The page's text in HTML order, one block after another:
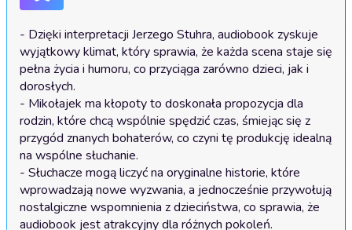
- Dzięki interpretacji Jerzego Stuhra, audiobook zyskuje
wyjątkowy klimat, który sprawia, że każda scena staje się
pełna życia i humoru, co przyciąga zarówno dzieci, jak i
dorosłych.
- Mikołajek ma kłopoty to doskonała propozycja dla
rodzin, które chcą wspólnie spędzić czas, śmiejąc się z
przygód znanych bohaterów, co czyni tę produkcję idealną
na wspólne słuchanie.
- Słuchacze mogą liczyć na oryginalne historie, które
wprowadzają nowe wyzwania, a jednocześnie przywołują
nostalgiczne wspomnienia z dzieciństwa, co sprawia, że
audiobook jest atrakcyjny dla różnych pokoleń.